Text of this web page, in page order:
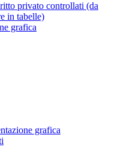
privato controllati (da
in tabelle)
grafica
grafica